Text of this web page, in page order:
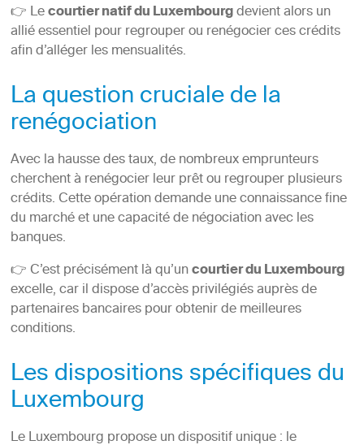
👉 Lecourtier natif du Luxembourgdevient alors un
allié essentiel pour regrouper ou renégocier ces crédits
afin d’alléger les mensualités.
La question cruciale de la
renégociation
Avec la hausse des taux, de nombreux emprunteurs
cherchent à renégocier leur prêt ou regrouper plusieurs
crédits. Cette opération demande une connaissance fine
du marché et une capacité de négociation avec les
banques.
👉 C’est précisément là qu’uncourtier du Luxembourg
excelle, car il dispose d’accès privilégiés auprès de
partenaires bancaires pour obtenir de meilleures
conditions.
Les dispositions spécifiques du
Luxembourg
Le Luxembourg propose un dispositif unique : le